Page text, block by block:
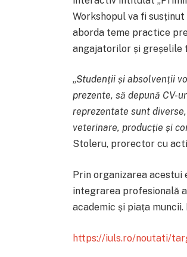
Workshopul va fi
aborda teme practice
angajatorilor și greșelile
„Studenții și absolvenții
prezente, să depună CV-
reprezentate sunt
veterinare, producție și
Stoleru, prorector cu
Prin organizarea acestui
integrarea profesională
academic și piața
https://iuls.ro/noutati/